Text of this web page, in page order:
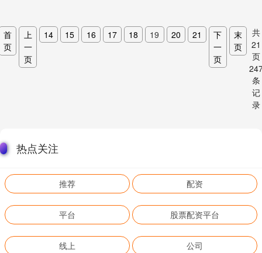
首
页
上
一
页
14 15 16 17 18 19 20 21
下
一
页
末
页
共
21
页
条
记
录
热点关注
推荐 配资
平台 股票配资平台
线上 公司